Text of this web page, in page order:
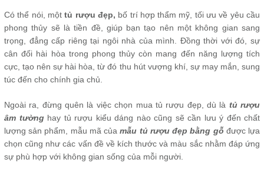
Có thể nói, mộttủ rượu đẹp, bố trí hợp thẩm mỹ, tối ưu về yêu cầu
phong thủy sẽ là tiền đề, giúp bạn tạo nên một không gian sang
trọng, đẳng cấp riêng tại ngôi nhà của mình. Đồng thời với đó, sự
cân đối hài hòa trong phong thủy còn mang đến năng lượng tích
cực, tạo nên sự hài hòa, từ đó thu hút vượng khí, sự may mắn, sung
túc đến cho chính gia chủ.
Ngoài ra, đừng quên là việc chọn mua tủ rượu đẹp, dù là tủ rượu
âm tường hay tủ rượu kiểu dáng nào cũng sẽ cần lưu ý đến chất
lượng sản phẩm, mẫu mã của mẫu tủ rượu đẹp bằng gỗ được lựa
chọn cũng như các vấn đề về kích thước và màu sắc nhằm đáp ứng
sự phù hợp với không gian sống của mỗi người.